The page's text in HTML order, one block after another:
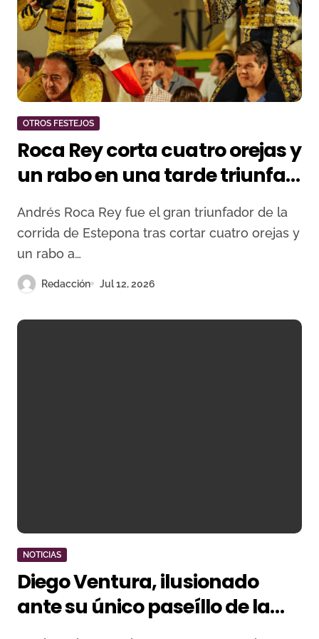
OTROS FESTEJOS
Roca Rey corta cuatro orejas y
un rabo en una tarde triunfal
de Talavante en Estepona
Andrés Roca Rey fue el gran triunfador de la
corrida de Estepona tras cortar cuatro orejas y
un rabo a…
Redacción Jul 12, 2026
NOTICIAS
Diego Ventura, ilusionado
ante su único paseíllo de la
temporada en la provincia de